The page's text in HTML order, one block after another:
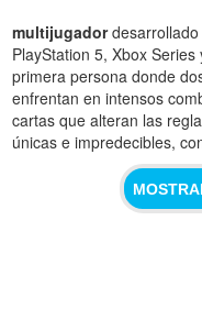
multijugadordesarrollado
PlayStation 5, Xbox
primera persona donde
enfrentan en intensos
cartas que alteran las
únicas e impredecibles,